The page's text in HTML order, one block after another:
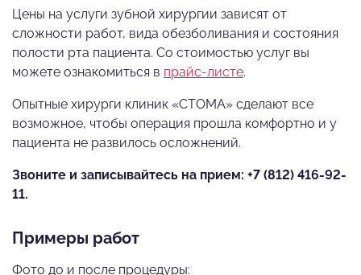
Цены на услуги зубной хирургии зависят от
сложности работ, вида обезболивания и состояния
полости рта пациента. Со стоимостью услуг вы
можете ознакомиться в прайс-листе.
Опытные хирурги клиник «СТОМА» сделают все
возможное, чтобы операция прошла комфортно и у
пациента не развилось осложнений.
Звоните и записывайтесь на прием: +7 (812) 416-92-
11.
Примеры работ
Фото до и после процедуры: